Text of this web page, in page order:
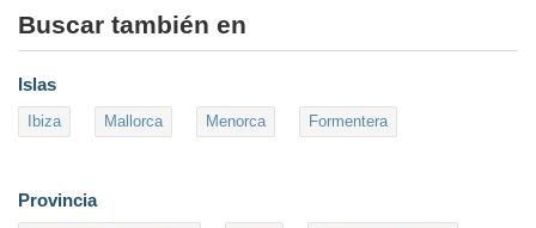
Buscar también en
Islas
Ibiza Mallorca Menorca Formentera
Provincia